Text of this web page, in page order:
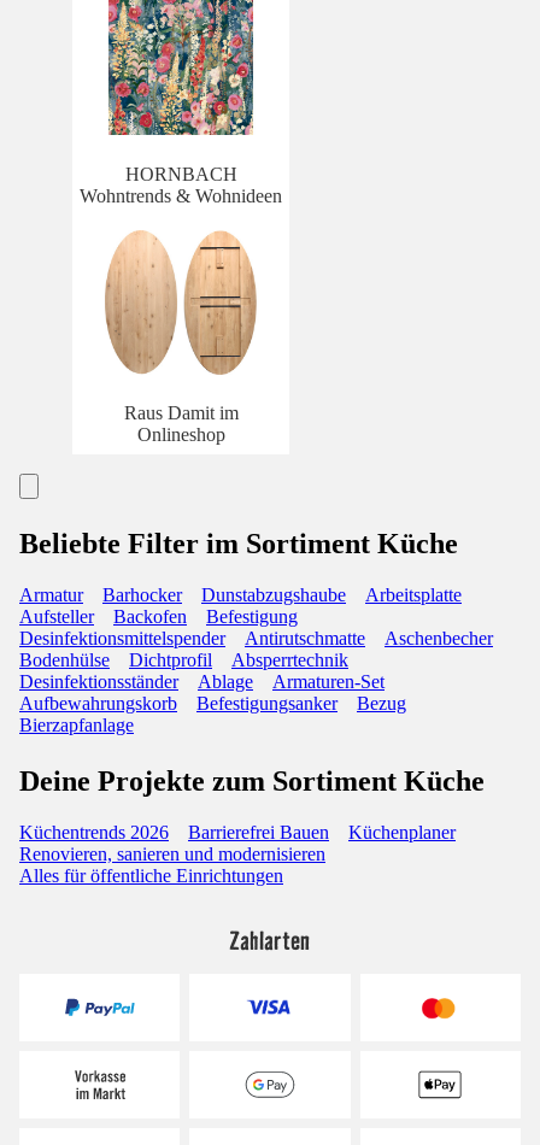
HORNBACH
Wohntrends & Wohnideen
Raus Damit im
Onlineshop
Beliebte Filter im Sortiment Küche
Armatur Barhocker Dunstabzugshaube
Arbeitsplatte
Aufsteller
Backofen
Befestigung
Desinfektionsmittelspender
Antirutschmatte
Aschenbecher
Bodenhülse
Dichtprofil
Absperrtechnik
Desinfektionsständer
Ablage
Armaturen-Set
Aufbewahrungskorb
Befestigungsanker
Bezug
Bierzapfanlage
Deine Projekte zum Sortiment Küche
Küchentrends 2026 Barrierefrei Bauen
Küchenplaner
Renovieren, sanieren und modernisieren
Alles für öffentliche Einrichtungen
Zahlarten